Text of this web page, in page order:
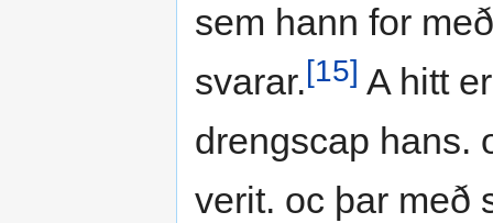
sem hann for
svarar.[15] A hitt
drengscap hans.
verit. oc þar með